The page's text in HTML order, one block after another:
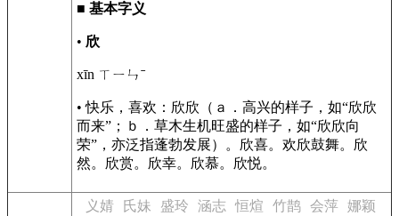
■ 基本字义
• 欣
xīn ㄒㄧㄣˉ
• 快乐，喜欢：欣欣（ａ．高兴的样子，如“欣欣
而来”；ｂ．草木生机旺盛的样子，如“欣欣向
荣”，亦泛指蓬勃发展）。欣喜。欢欣鼓舞。欣
然。欣赏。欣幸。欣慕。欣悦。
义婧 氏妹 盛玲 涵志 恒煊 竹鹊 会萍
娜颖